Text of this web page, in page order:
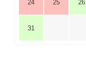
24 25 26
31